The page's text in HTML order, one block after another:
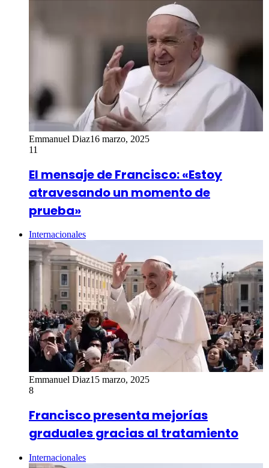
Emmanuel Diaz16 marzo, 2025
11
El mensaje de Francisco: «Estoy
atravesando un momento de
prueba»
Internacionales
Emmanuel Diaz15 marzo, 2025
8
Francisco presenta mejorías
graduales gracias al tratamiento
Internacionales